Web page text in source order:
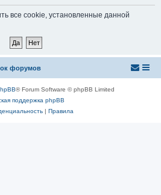
все cookie, установленные данной
форумов
® Forum Software © phpBB Limited
поддержка phpBB
| Правила